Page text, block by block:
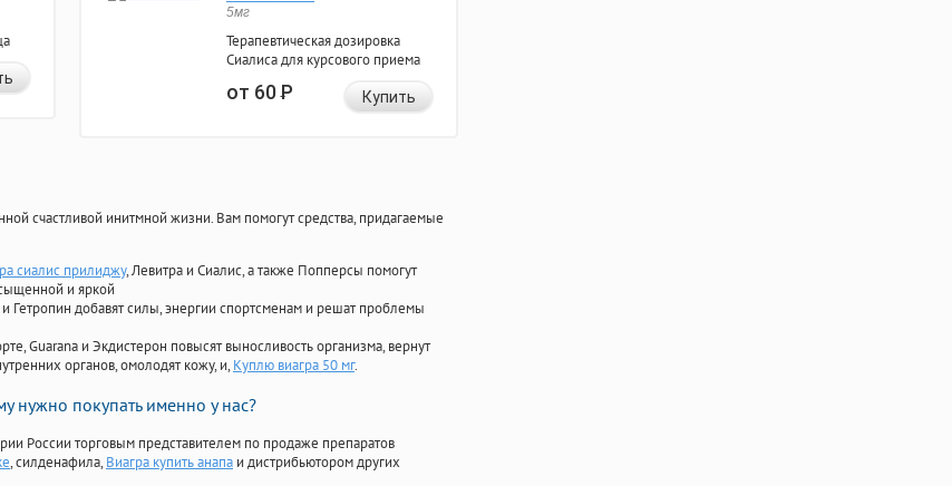
5мг
Терапевтическая дозировка
Сиалиса для курсового приема
от 60Р Купить
счастливой инитмной жизни. Вам помогут средства, придагаемые
сиалис прилиджу, Левитра и Сиалис, а также Попперсы помогут
и яркой
Гетропин добавят силы, энергии спортсменам и решат проблемы
Guarana и Экдистерон повысят выносливость организма, вернут
органов, омолодят кожу, и, Куплю виагра 50 мг.
нужно покупать именно у нас?
России торговым представителем по продаже препаратов
, силденафила, Виагра купить анапа и дистрибьютором других